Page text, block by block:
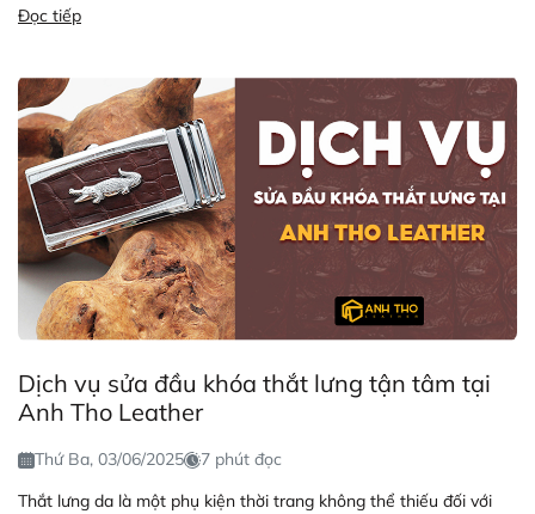
Đọc tiếp
Dịch vụ sửa đầu khóa thắt lưng tận tâm tại
Anh Tho Leather
Thứ Ba, 03/06/2025
7 phút đọc
Thắt lưng da là một phụ kiện thời trang không thể thiếu đối với